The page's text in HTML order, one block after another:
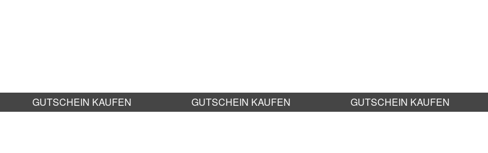
GUTSCHEIN KAUFEN GUTSCHEIN KAUFEN GUTSCHEIN KAUFEN